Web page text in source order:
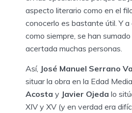
aspecto literario como en el
conocerlo es bastante útil. Y a
como siempre, se han
acertada muchas personas.
Así, José Manuel Serrano
situar la obra en la Edad Media.
Acosta y Javier Ojeda lo
XIV y XV (y en verdad era